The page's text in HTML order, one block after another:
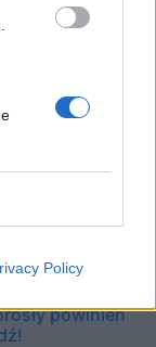
Policy
z polityki,
znać
na które
powinien
powinien